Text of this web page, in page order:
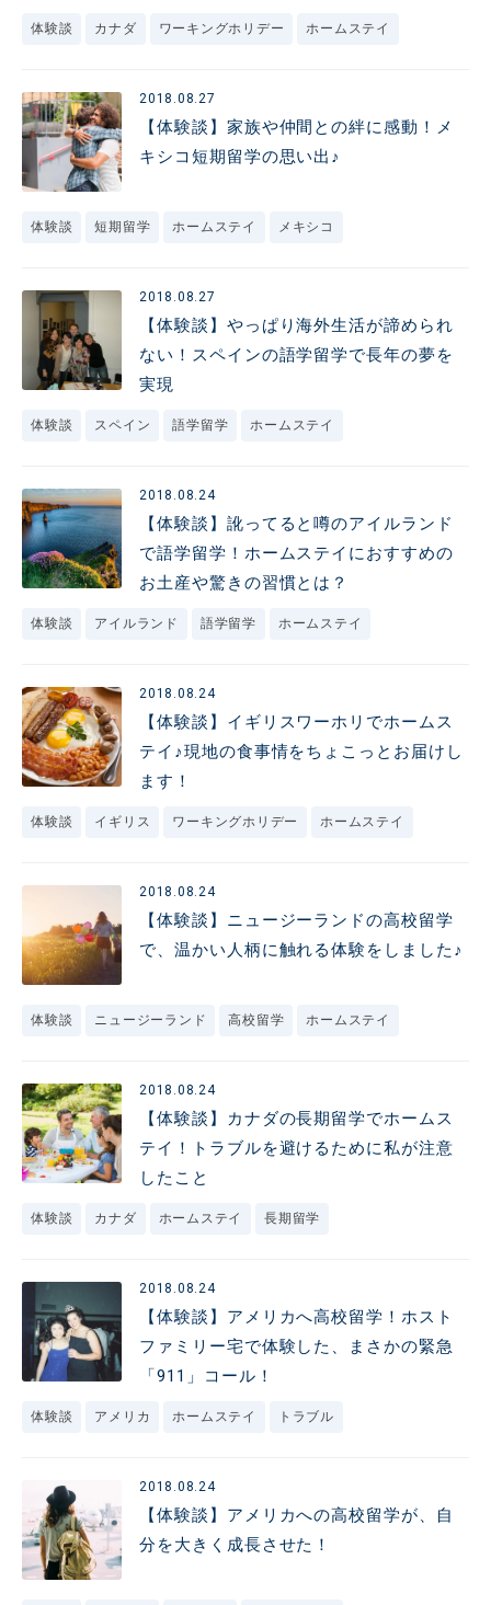
体験談 カナダ ワーキングホリデー ホームステイ
2018.08.27
【体験談】家族や仲間との絆に感動！メ
キシコ短期留学の思い出♪
体験談 短期留学 ホームステイ メキシコ
2018.08.27
【体験談】やっぱり海外生活が諦められ
ない！スペインの語学留学で長年の夢を
実現
体験談 スペイン 語学留学 ホームステイ
2018.08.24
【体験談】訛ってると噂のアイルランド
で語学留学！ホームステイにおすすめの
お土産や驚きの習慣とは？
体験談 アイルランド 語学留学 ホームステイ
2018.08.24
【体験談】イギリスワーホリでホームス
テイ♪現地の食事情をちょこっとお届けし
ます！
体験談 イギリス ワーキングホリデー ホームステイ
2018.08.24
【体験談】ニュージーランドの高校留学
で、温かい人柄に触れる体験をしました♪
体験談 ニュージーランド 高校留学 ホームステイ
2018.08.24
【体験談】カナダの長期留学でホームス
テイ！トラブルを避けるために私が注意
したこと
体験談 カナダ ホームステイ 長期留学
2018.08.24
【体験談】アメリカへ高校留学！ホスト
ファミリー宅で体験した、まさかの緊急
「911」コール！
体験談 アメリカ ホームステイ トラブル
2018.08.24
【体験談】アメリカへの高校留学が、自
分を大きく成長させた！